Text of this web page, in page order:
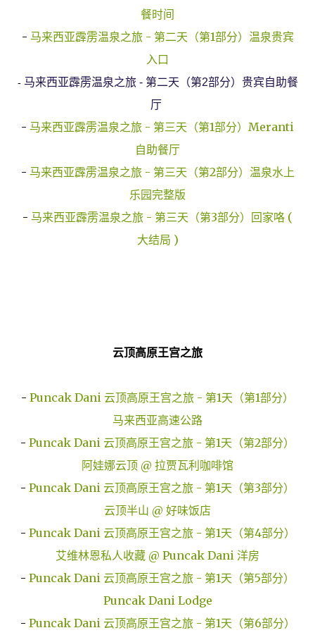
餐时间
- 马来西亚霹雳温泉之旅 - 第二天（第1部分）温泉贵宾
入口
- 马来西亚霹雳温泉之旅 - 第二天（第2部分）贵宾自助餐
厅
- 马来西亚霹雳温泉之旅 - 第三天（第1部分）Meranti
自助餐厅
- 马来西亚霹雳温泉之旅 - 第三天（第2部分）温泉水上
乐园完整版
- 马来西亚霹雳温泉之旅 - 第三天（第3部分）回家咯 (
大结局 )
云顶高原王宫之旅
- Puncak Dani 云顶高原王宫之旅 - 第1天（第1部分）
马来西亚高速公路
- Puncak Dani 云顶高原王宫之旅 - 第1天（第2部分）
阿娃娜云顶 @ 拉贾瓦利咖啡馆
- Puncak Dani 云顶高原王宫之旅 - 第1天（第3部分）
云顶半山 @ 好味饭店
- Puncak Dani 云顶高原王宫之旅 - 第1天（第4部分）
艾维林恩私人收藏 @ Puncak Dani 洋房
- Puncak Dani 云顶高原王宫之旅 - 第1天（第5部分）
Puncak Dani Lodge
- Puncak Dani 云顶高原王宫之旅 - 第1天（第6部分）